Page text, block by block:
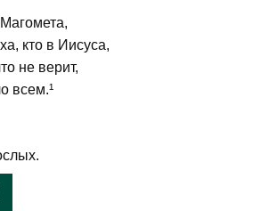
кто в Иисуса,
не верит,
всем.¹